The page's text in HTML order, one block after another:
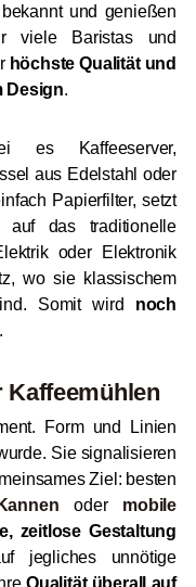
und genießen
viele Baristas und
höchste Qualität und
Design.
es Kaffeeserver,
aus Edelstahl oder
Papierfilter, setzt
auf das traditionelle
oder Elektronik
wo sie klassischem
Somit wird noch
Kaffeemühlen
Form und Linien
Sie signalisieren
Ziel: besten
Kannen oder mobile
zeitlose Gestaltung
jegliches unnötige
Qualität überall auf